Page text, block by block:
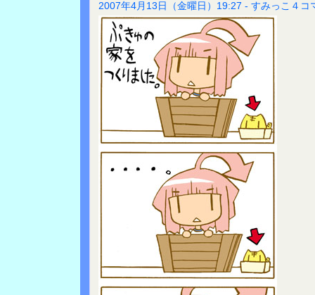
2007年4月13日（金曜日）19:27 - すみっこ４コ